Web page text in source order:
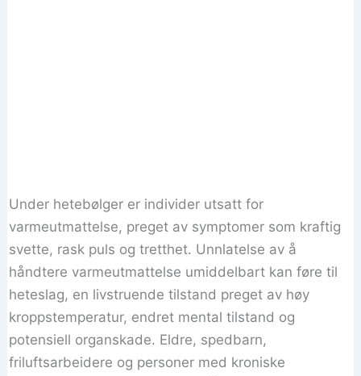
Under hetebølger er individer utsatt for
varmeutmattelse, preget av symptomer som kraftig
svette, rask puls og tretthet. Unnlatelse av å
håndtere varmeutmattelse umiddelbart kan føre til
heteslag, en livstruende tilstand preget av høy
kroppstemperatur, endret mental tilstand og
potensiell organskade. Eldre, spedbarn,
friluftsarbeidere og personer med kroniske